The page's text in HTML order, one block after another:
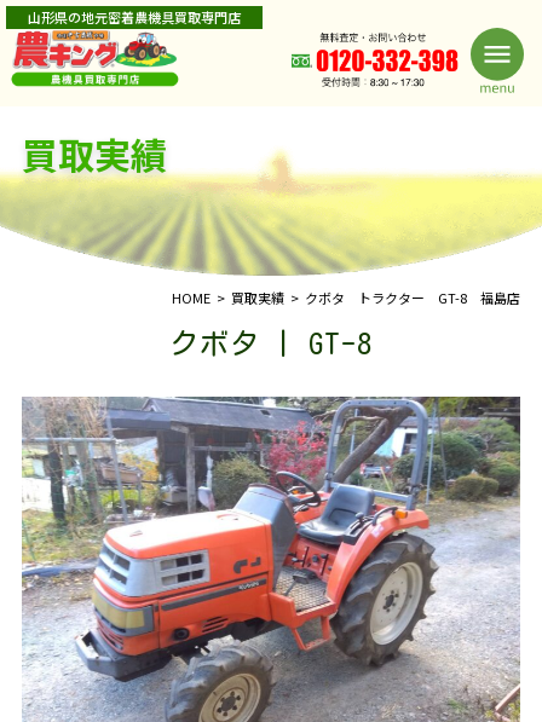
山形県の地元密着農機具買取専門店
買取実績
HOME 買取実績 クボタ トラクター GT-8 福島店
クボタ | GT-8